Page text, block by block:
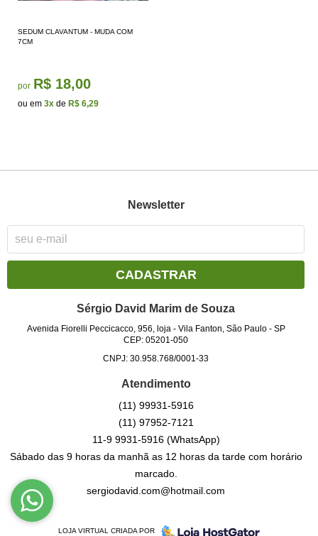
SEDUM CLAVANTUM - MUDA COM
7CM
por R$ 18,00
ou em 3x de R$ 6,29
Newsletter
CADASTRAR
Sérgio David Marim de Souza
Avenida Fiorelli Peccicacco, 956, loja - Vila Fanton, São Paulo- SP
CEP: 05201-050
CNPJ: 30.958.768/0001-33
Atendimento
(11) 99931-5916
(11) 97952-7121
11-99931-5916 (WhatsApp)
Sábado das 9 horas da manhã as 12 horas da tarde com horário
marcado.
sergiodavid.com@hotmail.com
LOJA VIRTUAL CRIADA POR